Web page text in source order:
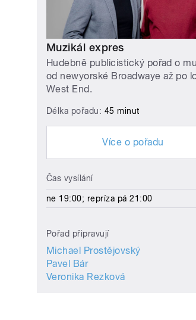
Muzikál expres
Hudebně publicistický pořad o
od newyorské Broadwaye až po
West End.
Délka pořadu: 45 minut
Více o pořadu
Čas vysílání
ne 19:00; repríza pá 21:00
Pořad připravují
Michael Prostějovský
Pavel Bár
Veronika Rezková